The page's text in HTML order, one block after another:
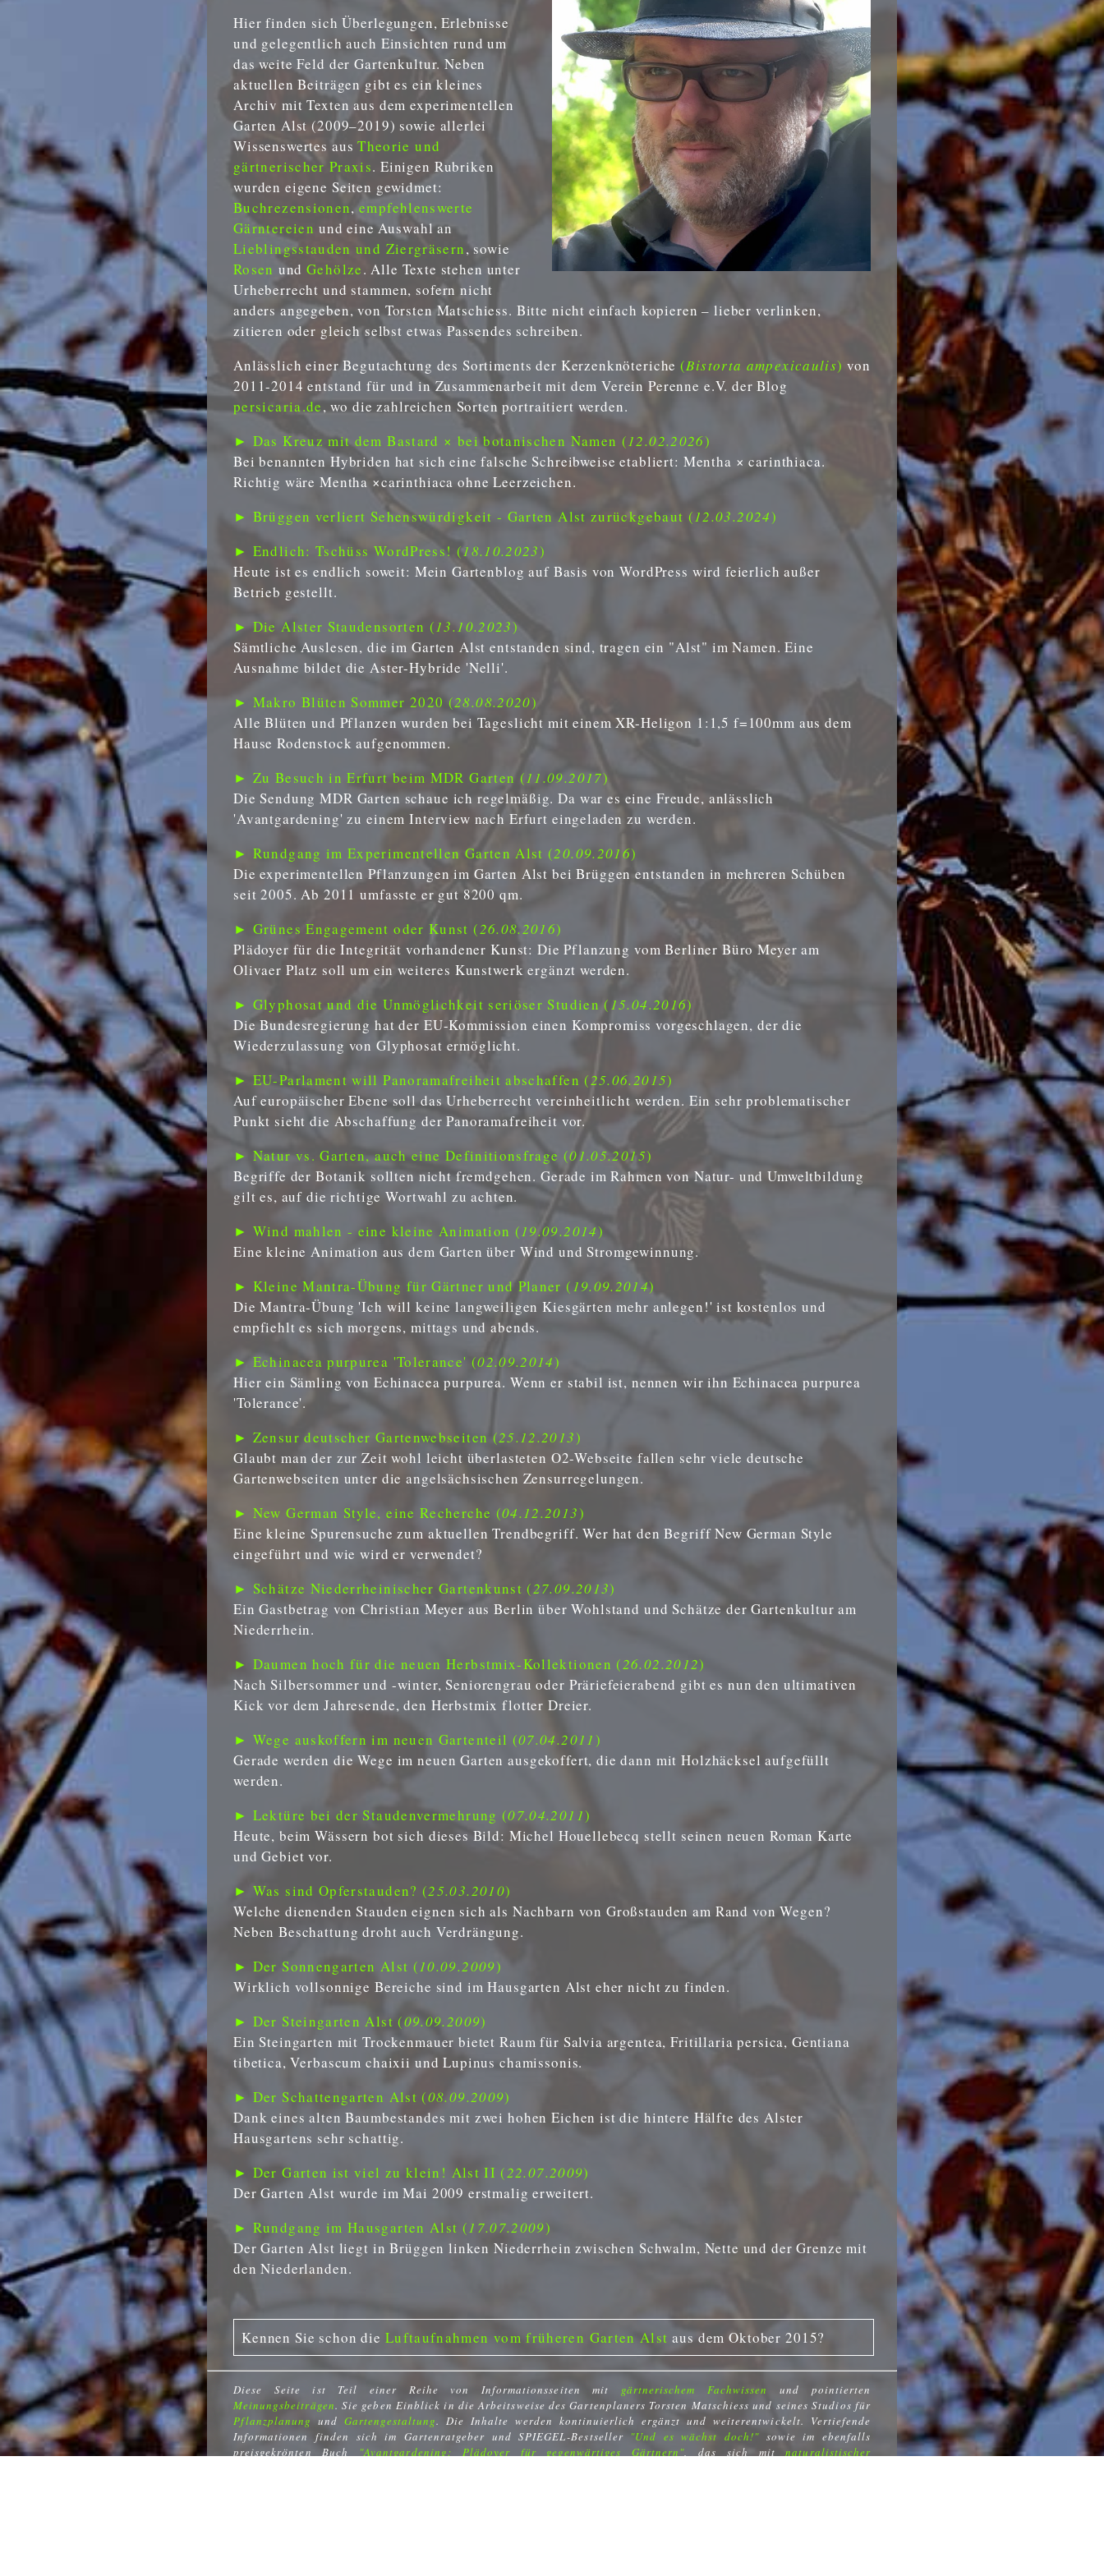
Hier finden sich Überlegungen, Erlebnisse
und gelegentlich auch Einsichten rund um
das weite Feld der Gartenkultur. Neben
aktuellen Beiträgen gibt es ein kleines
Archiv mit Texten aus dem experimentellen
Garten Alst (2009–2019) sowie allerlei
Wissenswertes ausTheorie und
gärtnerischer Praxis. Einigen Rubriken
wurden eigene Seiten gewidmet:
Buchrezensionen,empfehlenswerte
Gärntereien und eine Auswahl an
Lieblingsstauden und Ziergräsern, sowie
Rosen undGehölze. Alle Texte stehen unter
Urheberrecht und stammen, sofern nicht
anders angegeben, von Torsten Matschiess. Bitte nicht einfach kopieren – lieber verlinken,
zitieren oder gleich selbst etwas Passendes schreiben.
Anlässlich einer Begutachtung des Sortiments der Kerzenknöteriche(Bistorta ampexicaulis) von
2011-2014 entstand für und in Zusammenarbeit mit dem Verein Perenne e.V. der Blog
persicaria.de, wo die zahlreichen Sorten portraitiert werden.
► Das Kreuz mit dem Bastard × bei botanischen Namen (12.02.2026)
Bei benannten Hybriden hat sich eine falsche Schreibweise etabliert: Mentha × carinthiaca.
Richtig wäre Mentha ×carinthiaca ohne Leerzeichen.
► Brüggen verliert Sehenswürdigkeit - Garten Alst zurückgebaut (12.03.2024)
► Endlich: Tschüss WordPress! (18.10.2023)
Heute ist es endlich soweit: Mein Gartenblog auf Basis von WordPress wird feierlich außer
Betrieb gestellt.
► Die Alster Staudensorten (13.10.2023)
Sämtliche Auslesen, die im Garten Alst entstanden sind, tragen ein "Alst" im Namen. Eine
Ausnahme bildet die Aster-Hybride 'Nelli'.
► Makro Blüten Sommer 2020 (28.08.2020)
Alle Blüten und Pflanzen wurden bei Tageslicht mit einem XR-Heligon 1:1,5 f=100mm aus dem
Hause Rodenstock aufgenommen.
► Zu Besuch in Erfurt beim MDR Garten (11.09.2017)
Die Sendung MDR Garten schaue ich regelmäßig. Da war es eine Freude, anlässlich
'Avantgardening' zu einem Interview nach Erfurt eingeladen zu werden.
► Rundgang im Experimentellen Garten Alst (20.09.2016)
Die experimentellen Pflanzungen im Garten Alst bei Brüggen entstanden in mehreren Schüben
seit 2005. Ab 2011 umfasste er gut 8200 qm.
► Grünes Engagement oder Kunst (26.08.2016)
Plädoyer für die Integrität vorhandener Kunst: Die Pflanzung vom Berliner Büro Meyer am
Olivaer Platz soll um ein weiteres Kunstwerk ergänzt werden.
► Glyphosat und die Unmöglichkeit seriöser Studien (15.04.2016)
Die Bundesregierung hat der EU-Kommission einen Kompromiss vorgeschlagen, der die
Wiederzulassung von Glyphosat ermöglicht.
► EU-Parlament will Panoramafreiheit abschaffen (25.06.2015)
Auf europäischer Ebene soll das Urheberrecht vereinheitlicht werden. Ein sehr problematischer
Punkt sieht die Abschaffung der Panoramafreiheit vor.
► Natur vs. Garten, auch eine Definitionsfrage (01.05.2015)
Begriffe der Botanik sollten nicht fremdgehen. Gerade im Rahmen von Natur- und Umweltbildung
gilt es, auf die richtige Wortwahl zu achten.
► Wind mahlen - eine kleine Animation (19.09.2014)
Eine kleine Animation aus dem Garten über Wind und Stromgewinnung.
► Kleine Mantra-Übung für Gärtner und Planer (19.09.2014)
Die Mantra-Übung 'Ich will keine langweiligen Kiesgärten mehr anlegen!' ist kostenlos und
empfiehlt es sich morgens, mittags und abends.
► Echinacea purpurea 'Tolerance' (02.09.2014)
Hier ein Sämling von Echinacea purpurea. Wenn er stabil ist, nennen wir ihn Echinacea purpurea
'Tolerance'.
► Zensur deutscher Gartenwebseiten (25.12.2013)
Glaubt man der zur Zeit wohl leicht überlasteten O2-Webseite fallen sehr viele deutsche
Gartenwebseiten unter die angelsächsischen Zensurregelungen.
► New German Style, eine Recherche (04.12.2013)
Eine kleine Spurensuche zum aktuellen Trendbegriff. Wer hat den Begriff New German Style
eingeführt und wie wird er verwendet?
► Schätze Niederrheinischer Gartenkunst (27.09.2013)
Ein Gastbetrag von Christian Meyer aus Berlin über Wohlstand und Schätze der Gartenkultur am
Niederrhein.
► Daumen hoch für die neuen Herbstmix-Kollektionen (26.02.2012)
Nach Silbersommer und -winter, Seniorengrau oder Präriefeierabend gibt es nun den ultimativen
Kick vor dem Jahresende, den Herbstmix flotter Dreier.
► Wege auskoffern im neuen Gartenteil (07.04.2011)
Gerade werden die Wege im neuen Garten ausgekoffert, die dann mit Holzhäcksel aufgefüllt
werden.
► Lektüre bei der Staudenvermehrung (07.04.2011)
Heute, beim Wässern bot sich dieses Bild: Michel Houellebecq stellt seinen neuen Roman Karte
und Gebiet vor.
► Was sind Opferstauden? (25.03.2010)
Welche dienenden Stauden eignen sich als Nachbarn von Großstauden am Rand von Wegen?
Neben Beschattung droht auch Verdrängung.
► Der Sonnengarten Alst (10.09.2009)
Wirklich vollsonnige Bereiche sind im Hausgarten Alst eher nicht zu finden.
► Der Steingarten Alst (09.09.2009)
Ein Steingarten mit Trockenmauer bietet Raum für Salvia argentea, Fritillaria persica, Gentiana
tibetica, Verbascum chaixii und Lupinus chamissonis.
► Der Schattengarten Alst (08.09.2009)
Dank eines alten Baumbestandes mit zwei hohen Eichen ist die hintere Hälfte des Alster
Hausgartens sehr schattig.
► Der Garten ist viel zu klein! Alst II (22.07.2009)
Der Garten Alst wurde im Mai 2009 erstmalig erweitert.
► Rundgang im Hausgarten Alst (17.07.2009)
Der Garten Alst liegt in Brüggen linken Niederrhein zwischen Schwalm, Nette und der Grenze mit
den Niederlanden.
Kennen Sie schon die Luftaufnahmen vom früheren Garten Alst aus dem Oktober 2015?
Diese Seite ist Teil einer Reihe von Informationsseiten mit gärtnerischem Fachwissen
und pointierten
Meinungsbeiträgen. Sie geben Einblick in die Arbeitsweise des Gartenplaners Torsten Matschiess und seines Studios für
Pflanzplanung undGartengestaltung. Die Inhalte werden kontinuierlich ergänzt und weiterentwickelt. Vertiefende
Informationen finden sich im Gartenratgeber und SPIEGEL-Bestseller "Und es wächst doch!" sowie im ebenfalls
preisgekrönten Buch
"Avantgardening: Plädoyer für gegenwärtiges Gärtnern", das sich mitnaturalistischer